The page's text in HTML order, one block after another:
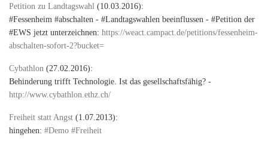
Petition zu Landtagswahl (10.03.2016):
#Fessenheim #abschalten - #Landtagswahlen beeinflussen - #Petition der
#EWS jetzt unterzeichnen: https://weact.campact.de/petitions/fessenheim-
abschalten-sofort-2?bucket=
Cybathlon (27.02.2016):
Behinderung trifft Technologie. Ist das gesellschaftsfähig? -
http://www.cybathlon.ethz.ch/
Freiheit statt Angst (1.07.2013):
hingehen: #Demo #Freiheit